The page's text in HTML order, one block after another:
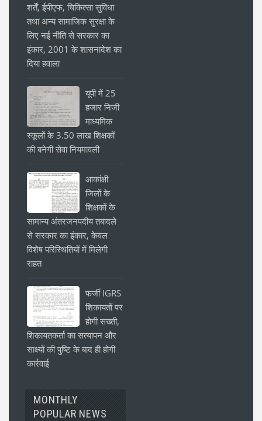
शर्तें, ईपीएफ, चिकित्सा सुविधा
तथा अन्य सामाजिक सुरक्षा के
लिए नई नीति से सरकार का
इंकार, 2001 के शासनादेश का
दिया हवाला
यूपी में 25
हजार निजी
माध्यमिक
स्कूलों के 3.50 लाख शिक्षकों
की बनेगी सेवा नियमावली
आकांक्षी
जिलों के
शिक्षकों के
सामान्य अंतरजनपदीय तबादले
से सरकार का इंकार, केवल
विशेष परिस्थितियों में मिलेगी
राहत
फर्जी IGRS
शिकायतों पर
होगी सख्ती,
शिकायतकर्ता का सत्यापन और
साक्ष्यों की पुष्टि के बाद ही होगी
कार्रवाई
MONTHLY
POPULAR NEWS